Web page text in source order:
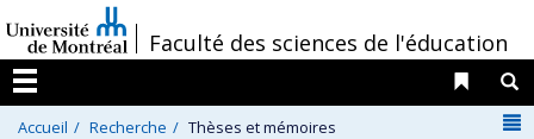
au
contenu
/Faculté des sciences de l'éducation
Menu
Liens
Accueil Recherche Thèses et mémoires